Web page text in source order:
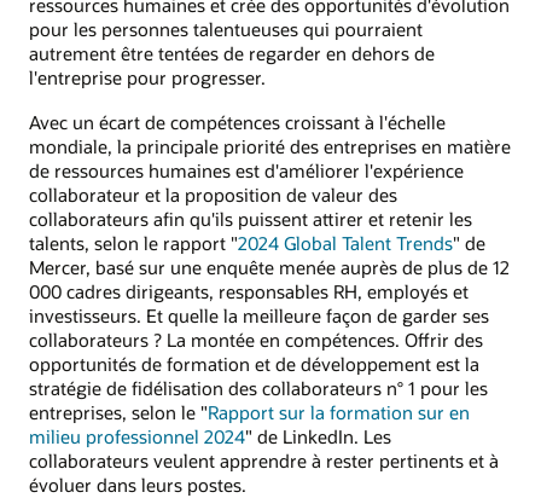
ressources humaines et crée des opportunités d'évolution
pour les personnes talentueuses qui pourraient
autrement être tentées de regarder en dehors de
l'entreprise pour progresser.
Avec un écart de compétences croissant à l'échelle
mondiale, la principale priorité des entreprises en matière
de ressources humaines est d'améliorer l'expérience
collaborateur et la proposition de valeur des
collaborateurs afin qu'ils puissent attirer et retenir les
talents, selon le rapport "2024 Global Talent Trends" de
Mercer, basé sur une enquête menée auprès de plus de 12
000 cadres dirigeants, responsables RH, employés et
investisseurs. Et quelle la meilleure façon de garder ses
collaborateurs ? La montée en compétences. Offrir des
opportunités de formation et de développement est la
stratégie de fidélisation des collaborateurs n° 1 pour les
entreprises, selon le "Rapport sur la formation sur en
milieu professionnel 2024" de LinkedIn. Les
collaborateurs veulent apprendre à rester pertinents et à
évoluer dans leurs postes.